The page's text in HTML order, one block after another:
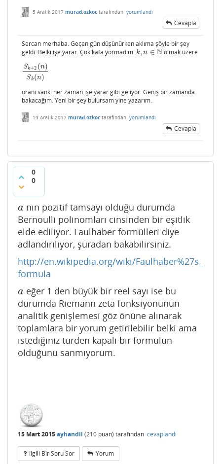
5 Aralık 2017 murad.ozkoc tarafından yorumlandı
Cevapla
Sercan merhaba. Geçen gün düşünürken aklıma şöyle bir şey
geldi. Belki işe yarar. Çok kafa yormadım. k, n ∈ N
k,n∈ N olmak üzere
Sk+2 (n)
Sk (n)
Sk+2(n)Sk
oranı sanki her zaman işe yarar gibi geliyor. Geniş bir zamanda
bakacağım. Yeni bir şey bulursam yine yazarım.
19 Aralık 2017 murad.ozkoc tarafından yorumlandı
Cevapla
0
0
a
a nın pozitif tamsayı olduğu durumda
Bernoulli polinomları cinsinden bir eşitlik
elde ediliyor. Faulhaber formülleri diye
adlandırılıyor, şuradan bakabilirsiniz.
http://en.wikipedia.org/wiki/Faulhaber%27s_
formula
a
a eğer 1 den büyük bir reel sayı ise bu
durumda Riemann zeta fonksiyonunun
analitik genişlemesi göz önüne alınarak
toplamlara bir yorum getirilebilir belki ama
istediğiniz türden kapalı bir formülün
olduğunu sanmıyorum.
15 Mart 2015ayhandil (210 puan) tarafından cevaplandı
Ilgili Bir Soru Sor Yorum